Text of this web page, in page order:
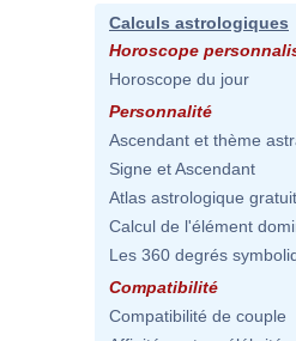
Calculs astrologiques
Horoscope
Horoscope du jour
Personnalité
Ascendant et thème
Signe et Ascendant
Atlas astrologique gratuit
Calcul de l'élément
Les 360 degrés
Compatibilité
Compatibilité de couple